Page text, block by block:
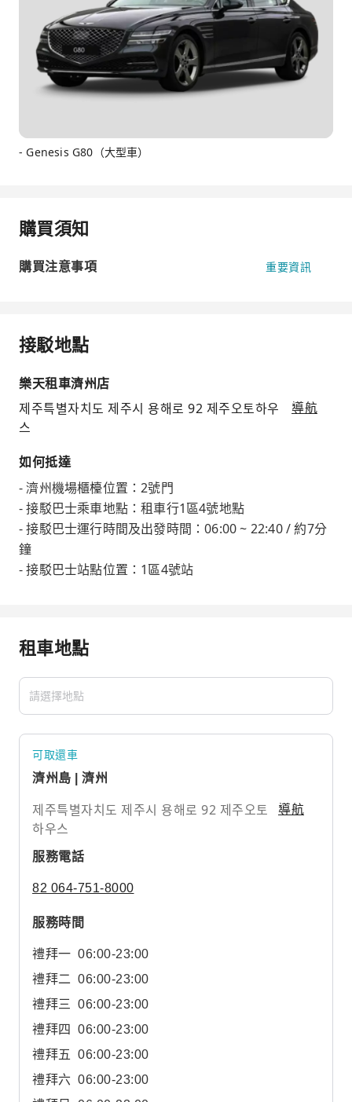
- Genesis G80（大型車）
購買須知
購買注意事項 重要資訊
接駁地點
樂天租車濟州店
제주특별자치도 제주시 용해로 92 제주오토하우
스
導航
如何抵達
- 濟州機場櫃檯位置：2號門
- 接駁巴士乘車地點：租車行1區4號地點
- 接駁巴士運行時間及出發時間：06:00 ~ 22:40 / 約7分
鐘
- 接駁巴士站點位置：1區4號站
租車地點
可取還車
濟州島 | 濟州
제주특별자치도 제주시 용해로 92 제주오토
하우스
導航
服務電話
82 064-751-8000
服務時間
禮拜一 06:00-23:00
禮拜二 06:00-23:00
禮拜三
06:00-23:00
禮拜四
06:00-23:00
禮拜五
06:00-23:00
禮拜六 06:00-23:00